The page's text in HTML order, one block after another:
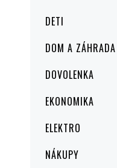
MenuDETI
DOM A ZÁHRADA
DOVOLENKA
EKONOMIKA
ELEKTRO
NÁKUPY